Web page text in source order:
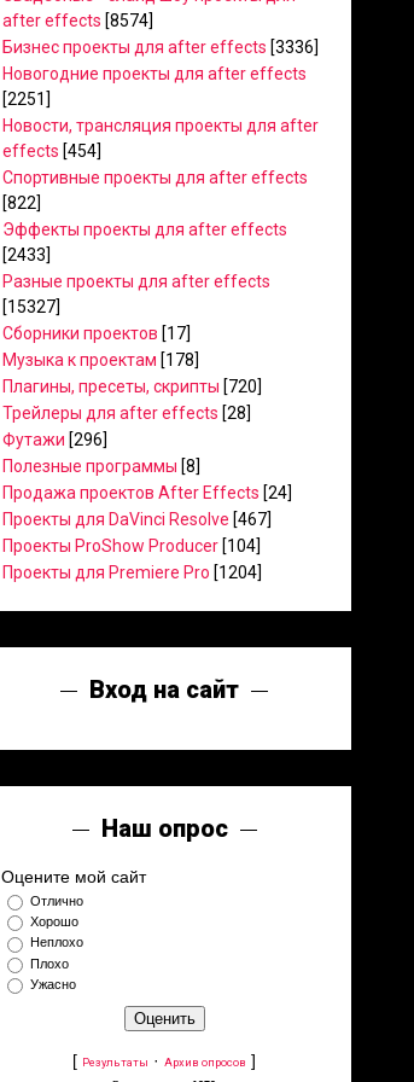
after effects [8574]
Бизнес проекты для after effects [3336]
Новогодние проекты для after effects
[2251]
Новости, трансляция проекты для after
effects [454]
Спортивные проекты для after effects
[822]
Эффекты проекты для after effects
[2433]
Разные проекты для after effects
[15327]
Сборники проектов [17]
Музыка к проектам [178]
Плагины, пресеты, скрипты [720]
Трейлеры для after effects [28]
Футажи [296]
Полезные программы [8]
Продажа проектов After Effects [24]
Проекты для DaVinci Resolve [467]
Проекты ProShow Producer [104]
Проекты для Premiere Pro [1204]
Вход на сайт
Наш опрос
Оцените мой сайт
Отлично
Хорошо
Неплохо
Плохо
Ужасно
[ Результаты · Архив опросов ]